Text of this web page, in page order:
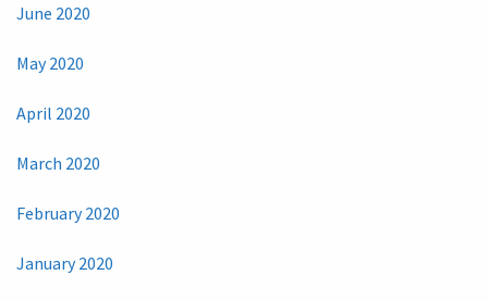
June 2020
May 2020
April 2020
March 2020
February 2020
January 2020